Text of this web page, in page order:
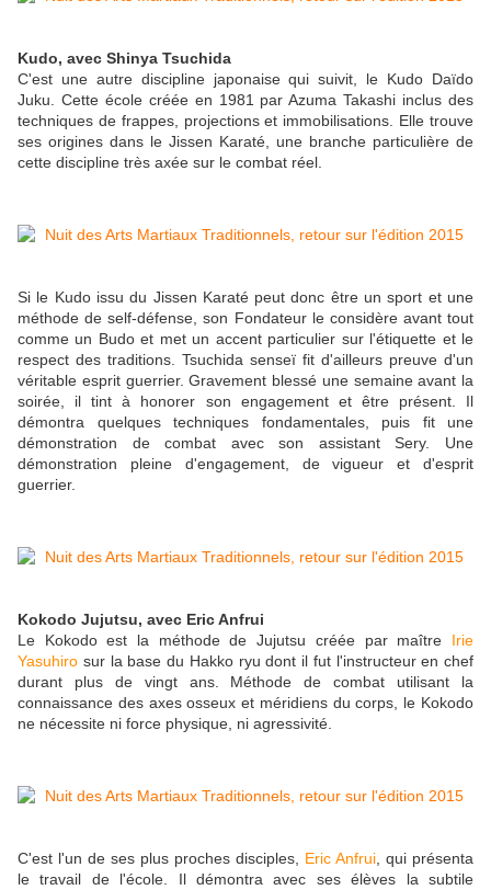
Kudo, avec Shinya Tsuchida
C'est une autre discipline japonaise qui suivit, le Kudo Daïdo
Juku. Cette école créée en 1981 par Azuma Takashi inclus des
techniques de frappes, projections et immobilisations. Elle trouve
ses origines dans le Jissen Karaté, une branche particulière de
cette discipline très axée sur le combat réel.
Si le Kudo issu du Jissen Karaté peut donc être un sport et une
méthode de self-défense, son Fondateur le considère avant tout
comme un Budo et met un accent particulier sur l'étiquette et le
respect des traditions. Tsuchida senseï fit d'ailleurs preuve d'un
véritable esprit guerrier. Gravement blessé une semaine avant la
soirée, il tint à honorer son engagement et être présent. Il
démontra quelques techniques fondamentales, puis fit une
démonstration de combat avec son assistant Sery. Une
démonstration pleine d'engagement, de vigueur et d'esprit
guerrier.
Kokodo Jujutsu, avec Eric Anfrui
Le Kokodo est la méthode de Jujutsu créée par maître Irie
Yasuhiro sur la base du Hakko ryu dont il fut l'instructeur en chef
durant plus de vingt ans. Méthode de combat utilisant la
connaissance des axes osseux et méridiens du corps, le Kokodo
ne nécessite ni force physique, ni agressivité.
C'est l'un de ses plus proches disciples, Eric Anfrui , qui présenta
le travail de l'école. Il démontra avec ses élèves la subtile